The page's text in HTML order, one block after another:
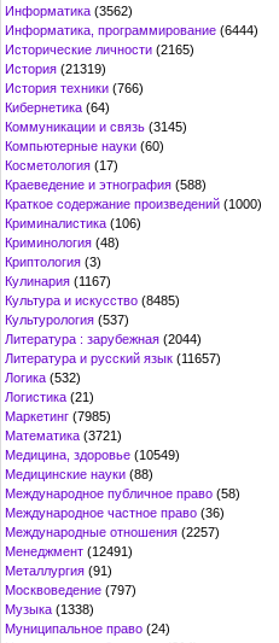
Информатика (3562)
Информатика, программирование (6444)
Исторические личности (2165)
История (21319)
История техники (766)
Кибернетика (64)
Коммуникации и связь (3145)
Компьютерные науки (60)
Косметология (17)
Краеведение и этнография (588)
Краткое содержание произведений (1000)
Криминалистика (106)
Криминология (48)
Криптология (3)
Кулинария (1167)
Культура и искусство (8485)
Культурология (537)
Литература : зарубежная (2044)
Литература и русский язык (11657)
Логика (532)
Логистика (21)
Маркетинг (7985)
Математика (3721)
Медицина, здоровье (10549)
Медицинские науки (88)
Международное публичное право (58)
Международное частное право (36)
Международные отношения (2257)
Менеджмент (12491)
Металлургия (91)
Москвоведение (797)
Музыка (1338)
Муниципальное право (24)